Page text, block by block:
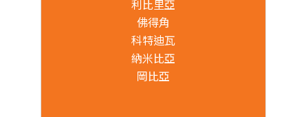
利比里亞
佛得角
科特迪瓦
納米比亞
岡比亞